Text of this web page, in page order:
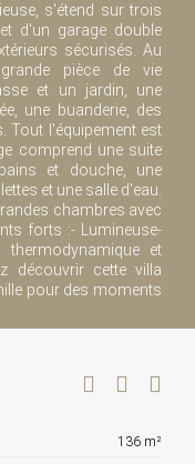
s'étend sur trois
d'un garage double
sécurisés. Au
pièce de vie
et un jardin, une
une buanderie, des
Tout l'équipement est
comprend une suite
et douche, une
et une salle d'eau.
chambres avec
forts :- Lumineuse-
thermodynamique et
découvrir cette villa
pour des moments
136 m²